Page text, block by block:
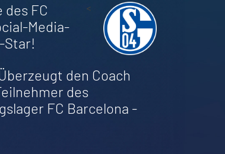
FC
Media-
Star!
<
den Coach
des
FC Barcelona -